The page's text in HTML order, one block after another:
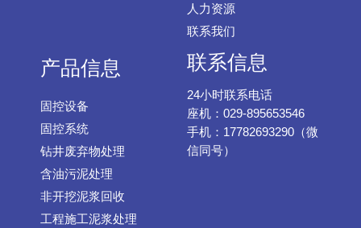
人力资源
联系我们
产品信息
固控设备
固控系统
钻井废弃物处理
含油污泥处理
非开挖泥浆回收
工程施工泥浆处理
联系信息
24小时联系电话
座机：029-895653546
手机：17782693290（微
信同号）